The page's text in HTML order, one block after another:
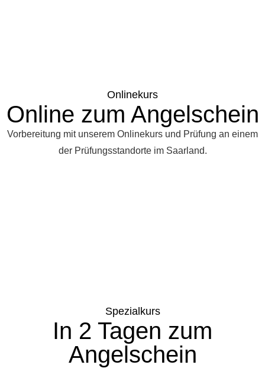
Onlinekurs
Online zum Angelschein
Vorbereitung mit unserem Onlinekurs und Prüfung an einem
der Prüfungsstandorte im Saarland.
Spezialkurs
In 2 Tagen zum
Angelschein